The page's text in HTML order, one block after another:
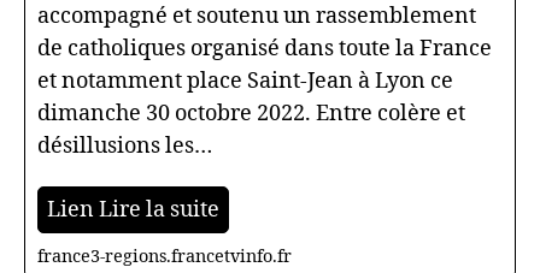
accompagné et soutenu un rassemblement
de catholiques organisé dans toute la France
et notamment place Saint-Jean à Lyon ce
dimanche 30 octobre 2022. Entre colère et
désillusions les…
Lien Lire la suite
france3-regions.francetvinfo.fr